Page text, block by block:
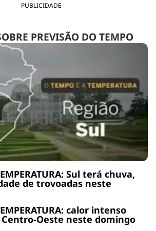
PUBLICIDADE
PREVISÃO DO TEMPO
Sul terá chuva,
de trovoadas neste
calor intenso
Oeste neste domingo